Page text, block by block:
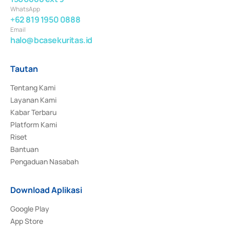
WhatsApp
+62 819 1950 0888
Email
halo@bcasekuritas.id
Tautan
Tentang Kami
Layanan Kami
Kabar Terbaru
Platform Kami
Riset
Bantuan
Pengaduan Nasabah
Download Aplikasi
Google Play
App Store